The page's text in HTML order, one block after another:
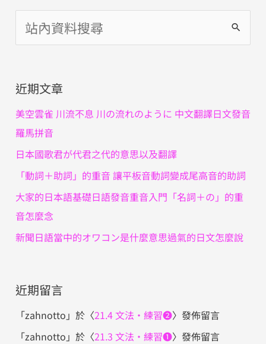
尋
鍵
字
:
近期文章
美空雲雀 川流不息 川の流れのように 中文翻譯日文發音
羅馬拼音
日本國歌君が代君之代的意思以及翻譯
「動詞＋助詞」的重音 讓平板音動詞變成尾高音的助詞
大家的日本語基礎日語發音重音入門「名詞＋の」的重
音怎麼念
新聞日語當中的オワコン是什麼意思過氣的日文怎麼說
近期留言
「zahnotto 」於〈21.4 文法・練習❷〉發佈留言
「zahnotto 」於〈21.3 文法・練習❶〉發佈留言